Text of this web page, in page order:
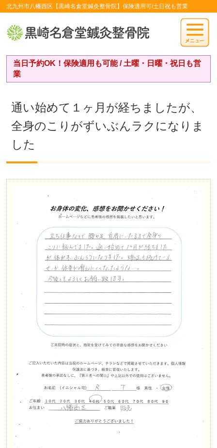
北九州市八幡西区【黒崎名倉堂鍼灸整骨院】保険適用可/土日祝も営業
当日予約OK！保険適用も可能 / 土曜・日曜・祝日も営
業
通い始めて１ヶ月が経ちましたが、
全身のこりがずいぶんラクになりま
した